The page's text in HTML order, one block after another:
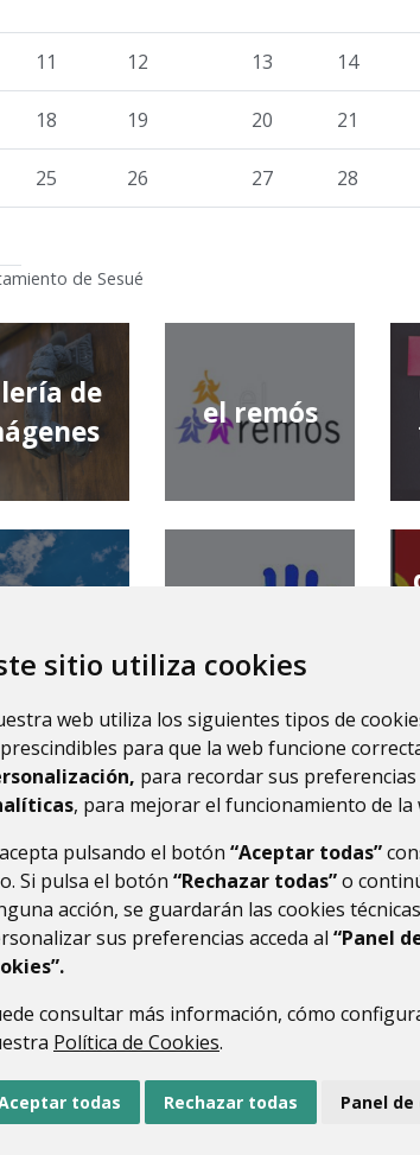
sitio utiliza cookies
web utiliza los siguientes tipos de
para que la web funcione
para recordar sus preferencias
, para mejorar el funcionamiento de la
pulsando el botón “Aceptar todas”
Si pulsa el botón “Rechazar todas”o
acción, se guardarán las cookies
sus preferencias acceda al “Panel
consultar más información, cómo
Política de Cookies.
todas Rechazar todas Panel
11 12 13 14
18 19 20 21
25 26 27 28
de Sesué
de
el remós
tiempo
comarca de
LEGAL PROTECCIÓN DE DATOS ACCESIBILIDAD